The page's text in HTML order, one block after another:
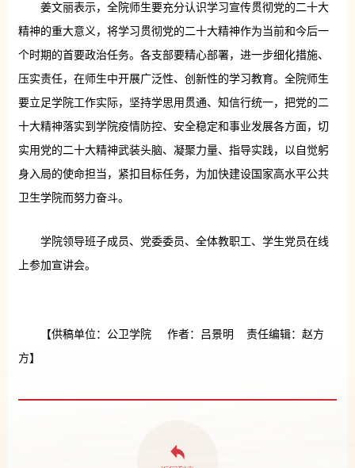
姜文丽表示，全院师生要充分认识学习宣传贯彻党的二十大
精神的重大意义，将学习贯彻党的二十大精神作为当前和今后一
个时期的首要政治任务。各支部要精心部署，进一步细化措施、
压实责任，在师生中开展广泛性、创新性的学习教育。全院师生
要立足学院工作实际，坚持学思用贯通、知信行统一，把党的二
十大精神落实到学院疫情防控、安全稳定和事业发展各方面，切
实用党的二十大精神武装头脑、凝聚力量、指导实践，以自觉躬
身入局的使命担当，紧扣目标任务，为加快建设国家高水平公共
卫生学院而努力奋斗。
学院领导班子成员、党委委员、全体教职工、学生党员在线
上参加宣讲会。
【供稿单位：公卫学院 作者：吕景明 责任编辑：赵方
方】